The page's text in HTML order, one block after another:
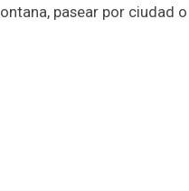
pasear por ciudad